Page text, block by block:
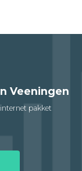
Veeningen
pakket